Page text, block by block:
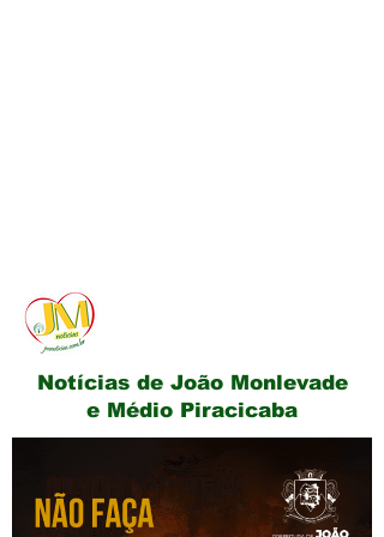
Notícias de João Monlevade
e Médio Piracicaba